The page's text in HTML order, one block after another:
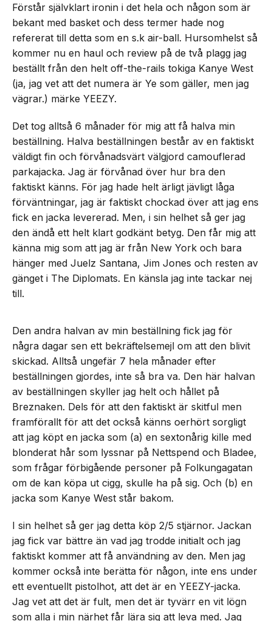
Förstår självklart ironin i det hela och någon som är
bekant med basket och dess termer hade nog
refererat till detta som en s.k air-ball. Hursomhelst så
kommer nu en haul och review på de två plagg jag
beställt från den helt off-the-rails tokiga Kanye West
(ja, jag vet att det numera är Ye som gäller, men jag
vägrar.) märke YEEZY.
Det tog alltså 6 månader för mig att få halva min
beställning. Halva beställningen består av en faktiskt
väldigt fin och förvånadsvärt välgjord camouflerad
parkajacka. Jag är förvånad över hur bra den
faktiskt känns. För jag hade helt ärligt jävligt låga
förväntningar, jag är faktiskt chockad över att jag ens
fick en jacka levererad. Men, i sin helhet så ger jag
den ändå ett helt klart godkänt betyg. Den får mig att
känna mig som att jag är från New York och bara
hänger med Juelz Santana, Jim Jones och resten av
gänget i The Diplomats. En känsla jag inte tackar nej
till.
Den andra halvan av min beställning fick jag för
några dagar sen ett bekräftelsemejl om att den blivit
skickad. Alltså ungefär 7 hela månader efter
beställningen gjordes, inte så bra va. Den här halvan
av beställningen skyller jag helt och hållet på
Breznaken. Dels för att den faktiskt är skitful men
framförallt för att det också känns oerhört sorgligt
att jag köpt en jacka som (a) en sextonårig kille med
blonderat hår som lyssnar på Nettspend och Bladee,
som frågar förbigående personer på Folkungagatan
om de kan köpa ut cigg, skulle ha på sig. Och (b) en
jacka som Kanye West står bakom.
I sin helhet så ger jag detta köp 2/5 stjärnor. Jackan
jag fick var bättre än vad jag trodde initialt och jag
faktiskt kommer att få användning av den. Men jag
kommer också inte berätta för någon, inte ens under
ett eventuellt pistolhot, att det är en YEEZY-jacka.
Jag vet att det är fult, men det är tyvärr en vit lögn
som alla i min närhet får lära sig att leva med. Jag